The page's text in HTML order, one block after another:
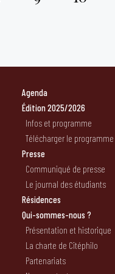
Agenda
Édition 2025/2026
Infos et programme
Télécharger le programme
Presse
Communiqué de presse
Le journal des étudiants
Résidences
Qui-sommes-nous ?
Présentation et historique
La charte de Citéphilo
Partenariats